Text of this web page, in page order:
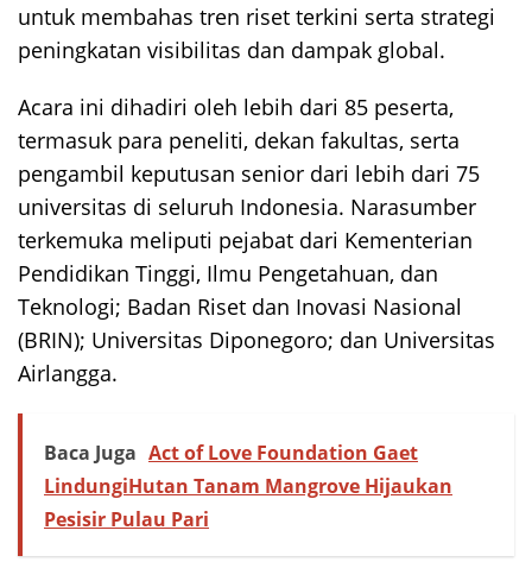
untuk membahas tren riset terkini serta strategi
peningkatan visibilitas dan dampak global.
Acara ini dihadiri oleh lebih dari 85 peserta,
termasuk para peneliti, dekan fakultas, serta
pengambil keputusan senior dari lebih dari 75
universitas di seluruh Indonesia. Narasumber
terkemuka meliputi pejabat dari Kementerian
Pendidikan Tinggi, Ilmu Pengetahuan, dan
Teknologi; Badan Riset dan Inovasi Nasional
(BRIN); Universitas Diponegoro; dan Universitas
Airlangga.
Baca Juga Act of Love Foundation Gaet
LindungiHutan Tanam Mangrove Hijaukan
Pesisir Pulau Pari